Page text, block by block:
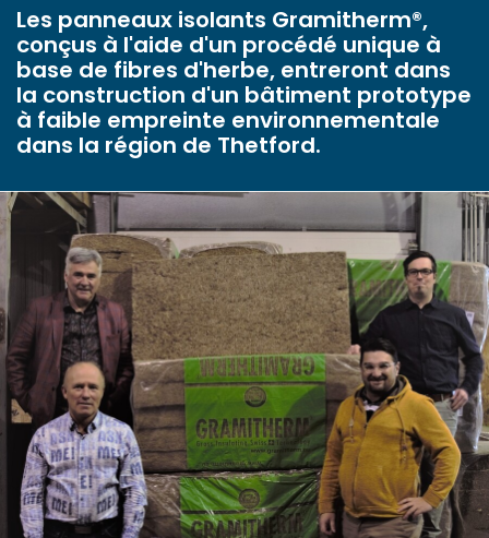
Les panneaux isolants Gramitherm®,
conçus à l'aide d'un procédé unique à
base de fibres d'herbe, entreront dans
la construction d'un bâtiment prototype
à faible empreinte environnementale
dans la région de Thetford.